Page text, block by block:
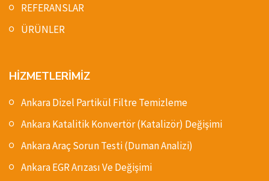
REFERANSLAR
ÜRÜNLER
HİZMETLERİMİZ
Ankara Dizel Partikül Filtre Temizleme
Ankara Katalitik Konvertör (Katalizör) Değişimi
Ankara Araç Sorun Testi (Duman Analizi)
Ankara EGR Arızası Ve Değişimi